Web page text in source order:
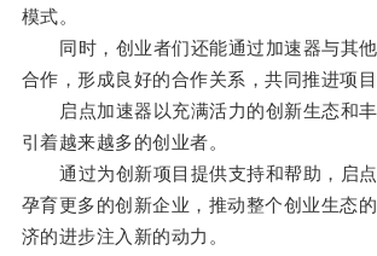
模式。
同时，创业者们还能通过加速器与其他
合作，形成良好的合作关系，共同推进项目
启点加速器以充满活力的创新生态和丰
引着越来越多的创业者。
通过为创新项目提供支持和帮助，启点
孕育更多的创新企业，推动整个创业生态
济的进步注入新的动力。